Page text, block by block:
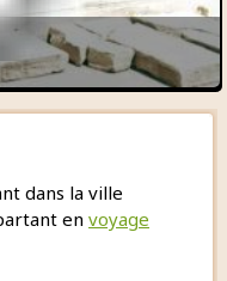
dans la ville
en voyage